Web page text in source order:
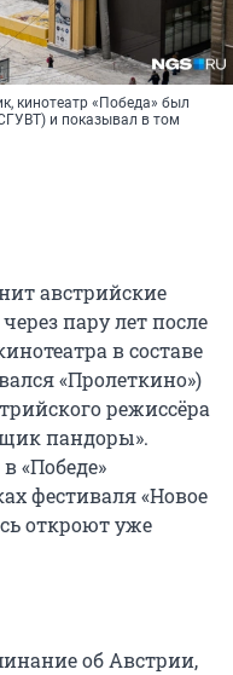
кинотеатр «Победа» был
и показывал в том
австрийские
пару лет после
в составе
«Пролеткино»)
режиссёра
пандоры».
«Победе»
фестиваля «Новое
откроют уже
об Австрии,